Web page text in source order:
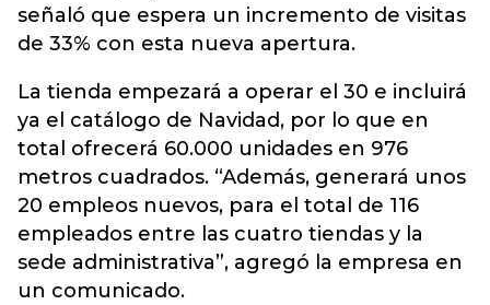
señaló que espera un incremento de visitas
de 33% con esta nueva apertura.
La tienda empezará a operar el 30 e incluirá
ya el catálogo de Navidad, por lo que en
total ofrecerá 60.000 unidades en 976
metros cuadrados. “Además, generará unos
20 empleos nuevos, para el total de 116
empleados entre las cuatro tiendas y la
sede administrativa”, agregó la empresa en
un comunicado.